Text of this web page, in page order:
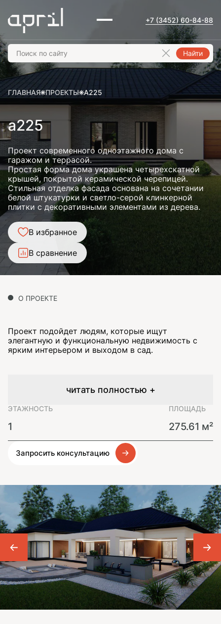
+7 (3452) 60-84-88
Найти
ГЛАВНАЯ ПРОЕКТЫ A225
a225
Проект современного одноэтажного дома с
гаражом и террасой.
Простая форма дома украшена четырехскатной
крышей, покрытой керамической черепицей.
Стильная отделка фасада основана на сочетании
белой штукатурки и светло-серой клинкерной
плитки с декоративными элементами из дерева.
В избранное
В сравнение
О ПРОЕКТЕ
Проект подойдет людям, которые ищут
элегантную и функциональную недвижимость с
ярким интерьером и выходом в сад.
читать полностью +
ЭТАЖНОСТЬ
1
ПЛОЩАДЬ
275.61 м²
Запросить консультацию